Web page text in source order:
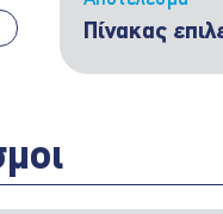
Πίνακας